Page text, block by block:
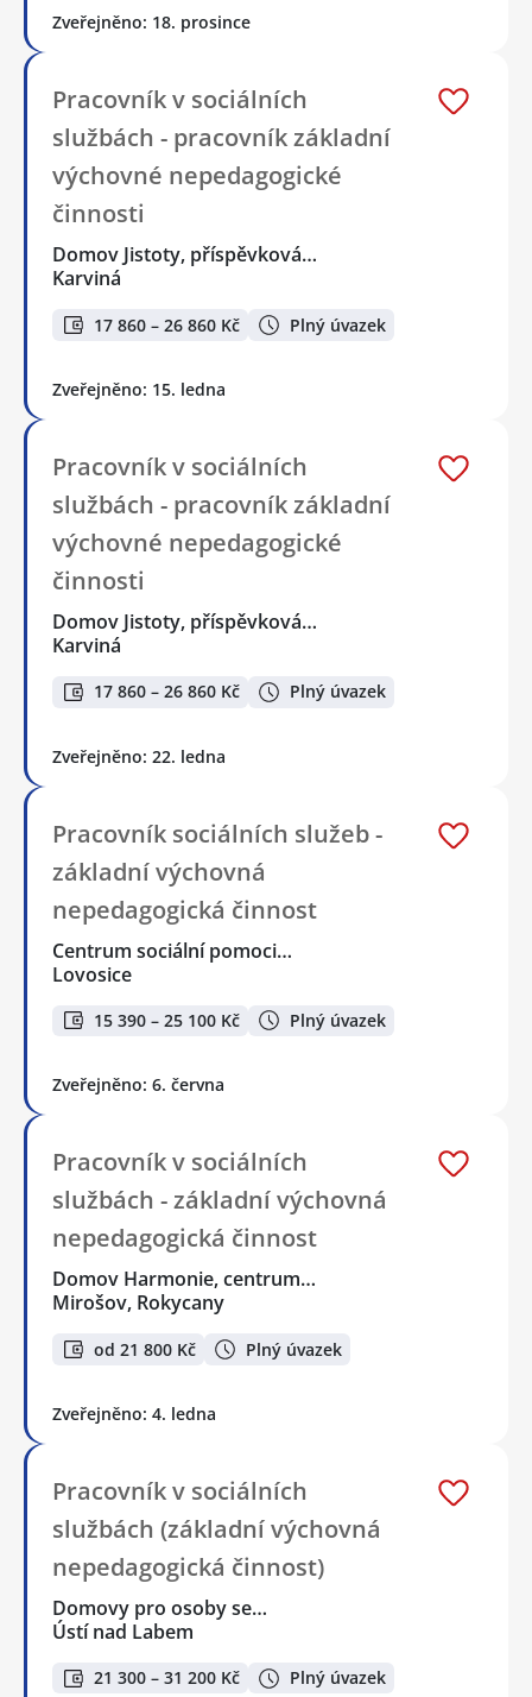
Zveřejněno: 18. prosince
Pracovník v sociálních
službách - pracovník základní
výchovné nepedagogické
činnosti
Domov Jistoty, příspěvková…
Karviná
17 860 – 26 860 Kč Plný úvazek
Zveřejněno: 15. ledna
Pracovník v sociálních
službách - pracovník základní
výchovné nepedagogické
činnosti
Domov Jistoty, příspěvková…
Karviná
17 860 – 26 860 Kč Plný úvazek
Zveřejněno: 22. ledna
Pracovník sociálních služeb -
základní výchovná
nepedagogická činnost
Centrum sociální pomoci…
Lovosice
15 390 – 25 100 Kč Plný úvazek
Zveřejněno: 6. června
Pracovník v sociálních
službách - základní výchovná
nepedagogická činnost
Domov Harmonie, centrum…
Mirošov, Rokycany
od 21 800 Kč Plný úvazek
Zveřejněno: 4. ledna
Pracovník v sociálních
službách (základní výchovná
nepedagogická činnost)
Domovy pro osoby se…
Ústí nad Labem
21 300 – 31 200 Kč Plný úvazek